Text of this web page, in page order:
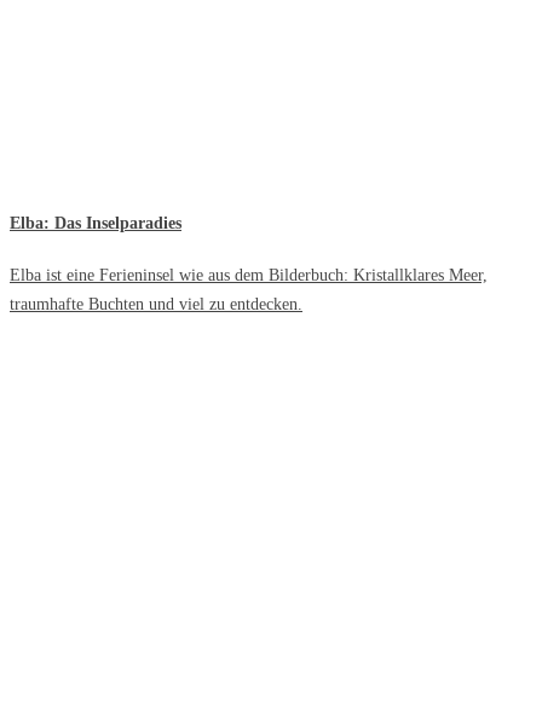
Elba: Das Inselparadies
Elba ist eine Ferieninsel wie aus dem Bilderbuch: Kristallklares Meer,
traumhafte Buchten und viel zu entdecken.